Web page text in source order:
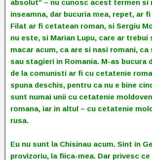
absolut” – nu cunosc acest termen si
inseamna, dar bucuria mea, repet, ar
Filat ar fi cetatean roman, si Sergiu
nu este, si Marian Lupu, care ar trebui
macar acum, ca are si nasi romani,
sau stagieri in Romania. M-as bucura
de la comunisti ar fi cu cetatenie
spuna deschis, pentru ca nu e bine
sunt numai unii cu cetatenie
romana, iar in altul – cu cetatenie
rusa.
Eu nu sunt la Chisinau acum. Sint in
provizoriu, la fiica-mea. Dar privesc ce